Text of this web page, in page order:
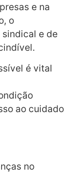
e na
o
e de
é vital
ao cuidado
no